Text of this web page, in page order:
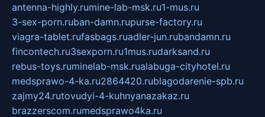
antenna-highly.rumine-lab-msk.ru1-mus.ru
3-sex-porn.ruban-damn.rupurse-factory.ru
viagra-tablet.rufasbags.ruadler-jun.rubandamn.ru
fincontech.ru3sexporn.ru1mus.rudarksand.ru
rebus-toys.ruminelab-msk.rualabuga-cityhotel.ru
medsprawo-4-ka.ru2864420.rublagodarenie-spb.ru
zajmy24.rutovudyi-4-kuhnyanazakaz.ru
brazzerscom.rumedsprawo4ka.ru